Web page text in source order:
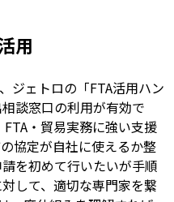
用
ジェトロの「FTA活用ハン
談窓口の利用が有効で
・貿易実務に強い支援
協定が自社に使えるか整
を初めて行いたいが手順
して、適切な専門家を繋